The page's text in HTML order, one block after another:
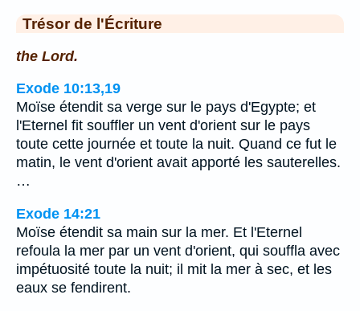
Trésor de l'Écriture
the Lord.
Exode 10:13,19
Moïse étendit sa verge sur le pays d'Egypte; et
l'Eternel fit souffler un vent d'orient sur le pays
toute cette journée et toute la nuit. Quand ce fut le
matin, le vent d'orient avait apporté les sauterelles.
…
Exode 14:21
Moïse étendit sa main sur la mer. Et l'Eternel
refoula la mer par un vent d'orient, qui souffla avec
impétuosité toute la nuit; il mit la mer à sec, et les
eaux se fendirent.